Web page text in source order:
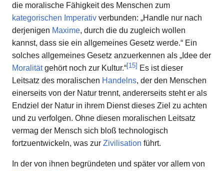
die moralische Fähigkeit des Menschen zum
kategorischen Imperativ verbunden: „Handle nur nach
derjenigen Maxime, durch die du zugleich wollen
kannst, dass sie ein allgemeines Gesetz werde.“ Ein
solches allgemeines Gesetz anzuerkennen als „Idee der
Moralitätgehört noch zur Kultur.“[15] Es ist dieser
Leitsatz des moralischen Handelns, der den Menschen
einerseits von der Natur trennt, andererseits steht er als
Endziel der Natur in ihrem Dienst dieses Ziel zu achten
und zu verfolgen. Ohne diesen moralischen Leitsatz
vermag der Mensch sich bloß technologisch
fortzuentwickeln, was zur Zivilisation führt.
In der von ihnen begründeten und später vor allem von